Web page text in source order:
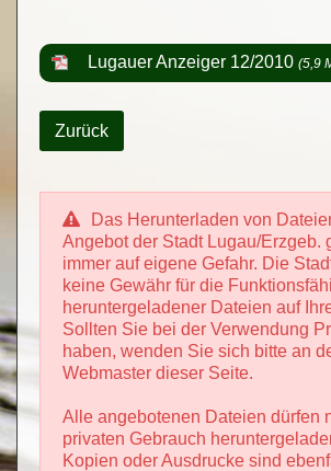
Lugauer Anzeiger 12/2010 (5,9
Zurück
Das Herunterladen von
Angebot der Stadt Lugau/Erzgeb.
immer auf eigene Gefahr. Die
keine Gewähr für die
heruntergeladener Dateien auf
Sollten Sie bei der Verwendung
haben, wenden Sie sich bitte an
Webmaster dieser Seite.
Alle angebotenen Dateien dürfen
privaten Gebrauch
Kopien oder Ausdrucke sind